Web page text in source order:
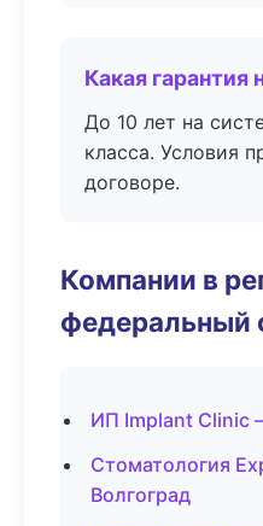
Какая гарантия
До 10 лет на
класса. Условия
договоре.
Компании в
федеральный
ИП Implant Clinic
Стоматология
Волгоград